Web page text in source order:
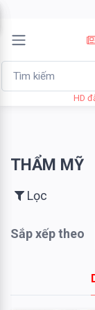
HD
THẨM MỸ
Lọc
Sắp xếp theo
Lọc
Tìm kiếm